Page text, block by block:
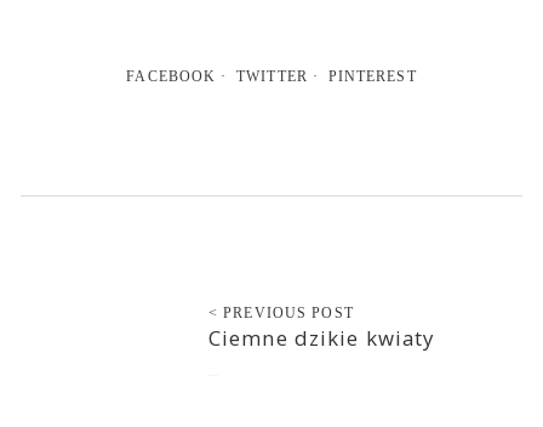
FACEBOOK TWITTER PINTEREST
< PREVIOUS POST
Ciemne dzikie kwiaty